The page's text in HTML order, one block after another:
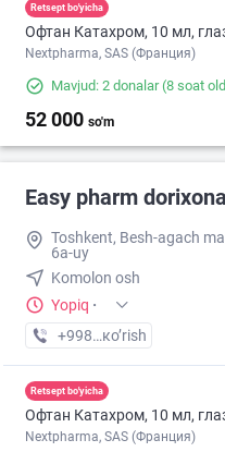
Retsept bo'yicha
Офтан Катахром, 10 мл,
Nextpharma, SAS (Франция)
Mavjud: 2 donalar(8 soat
52 000 so'm
Easy pharm
Toshkent, Besh-agach
6a-uy
Komolon osh
Yopiq ·
+998 (71) XXX-XX-XX
кo’rish
Retsept bo'yicha
Офтан Катахром, 10 мл,
Nextpharma, SAS (Франция)